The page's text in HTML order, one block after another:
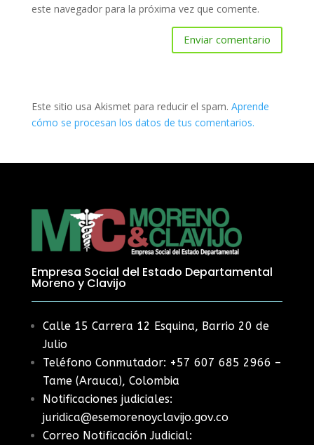
este navegador para la próxima vez que comente.
Enviar comentario
Este sitio usa Akismet para reducir el spam. Aprende
cómo se procesan los datos de tus comentarios.
Empresa Social del Estado Departamental
Moreno y Clavijo
Calle 15 Carrera 12 Esquina, Barrio 20 de
Julio
Teléfono Conmutador: +57 607 685 2966 –
Tame (Arauca), Colombia
Notificaciones judiciales:
juridica@esemorenoyclavijo.gov.co
Correo Notificación Judicial: